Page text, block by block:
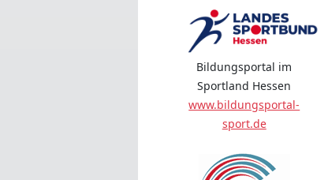
Bildungsportal im
Sportland Hessen
www.bildungsportal-
sport.de